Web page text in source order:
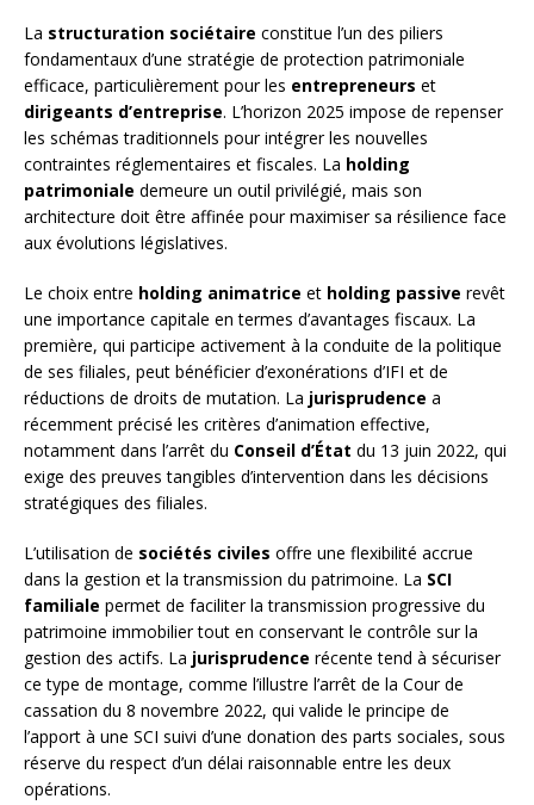
La structuration sociétaire constitue l’un des piliers
fondamentaux d’une stratégie de protection patrimoniale
efficace, particulièrement pour les entrepreneurs et
dirigeants d’entreprise. L’horizon 2025 impose de repenser
les schémas traditionnels pour intégrer les nouvelles
contraintes réglementaires et fiscales. La holding
patrimoniale demeure un outil privilégié, mais son
architecture doit être affinée pour maximiser sa résilience face
aux évolutions législatives.
Le choix entre holding animatrice et holding passive revêt
une importance capitale en termes d’avantages fiscaux. La
première, qui participe activement à la conduite de la politique
de ses filiales, peut bénéficier d’exonérations d’IFI et de
réductions de droits de mutation. La jurisprudence a
récemment précisé les critères d’animation effective,
notamment dans l’arrêt du Conseil d’État du 13 juin 2022, qui
exige des preuves tangibles d’intervention dans les décisions
stratégiques des filiales.
L’utilisation de sociétés civiles offre une flexibilité accrue
dans la gestion et la transmission du patrimoine. La SCI
familiale permet de faciliter la transmission progressive du
patrimoine immobilier tout en conservant le contrôle sur la
gestion des actifs. La jurisprudence récente tend à sécuriser
ce type de montage, comme l’illustre l’arrêt de la Cour de
cassation du 8 novembre 2022, qui valide le principe de
l’apport à une SCI suivi d’une donation des parts sociales, sous
réserve du respect d’un délai raisonnable entre les deux
opérations.